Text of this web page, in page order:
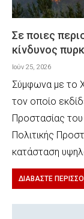
Σε ποιες
κίνδυνος
Ιούν 25, 2026
Σύμφωνα με το
τον οποίο
Προστασίας του
Πολιτικής
κατάσταση
ΔΙΑΒΆΣΤΕ